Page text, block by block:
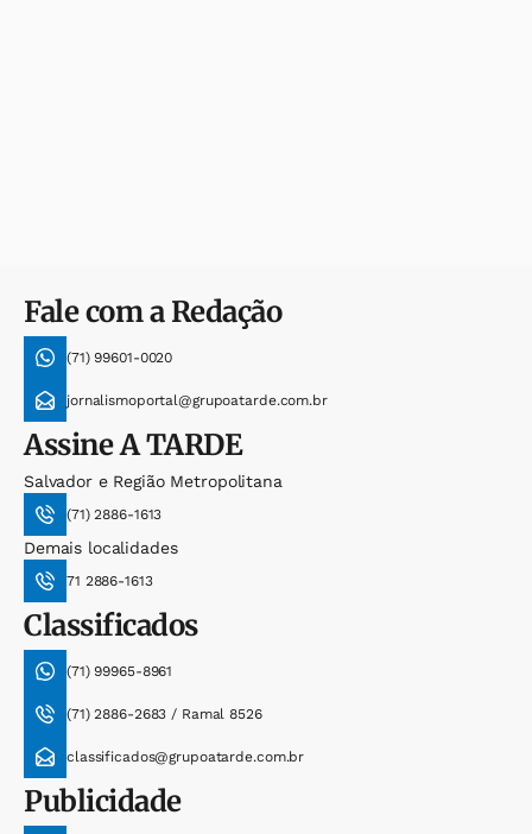
Fale com a Redação
(71) 99601-0020
jornalismoportal@grupoatarde.com.br
AssineA TARDE
Salvador e Região Metropolitana
(71) 2886-1613
Demais localidades
71 2886-1613
Classificados
(71) 99965-8961
(71) 2886-2683 / Ramal 8526
classificados@grupoatarde.com.br
Publicidade